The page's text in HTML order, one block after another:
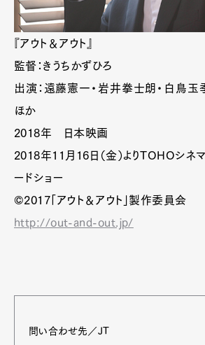
『アウト＆アウト』
監督：きうちかずひろ
出演：遠藤憲一・岩井拳士朗・白鳥玉
ほか
2018年 日本映画
2018年11月16日（金）よりTOHOシネ
ードショー
©2017「アウト＆アウト」製作委員会
http://out-and-out.jp/
問い合わせ先／JT